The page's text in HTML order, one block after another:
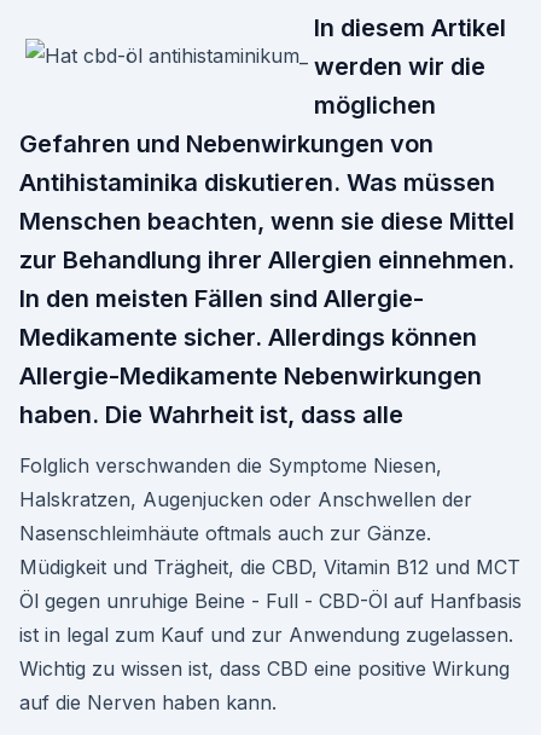
In diesem Artikel
werden wir die
möglichen
Gefahren und Nebenwirkungen von
Antihistaminika diskutieren. Was müssen
Menschen beachten, wenn sie diese Mittel
zur Behandlung ihrer Allergien einnehmen.
In den meisten Fällen sind Allergie-
Medikamente sicher. Allerdings können
Allergie-Medikamente Nebenwirkungen
haben. Die Wahrheit ist, dass alle
Folglich verschwanden die Symptome Niesen,
Halskratzen, Augenjucken oder Anschwellen der
Nasenschleimhäute oftmals auch zur Gänze.
Müdigkeit und Trägheit, die CBD, Vitamin B12 und MCT
Öl gegen unruhige Beine - Full - CBD-Öl auf Hanfbasis
ist in legal zum Kauf und zur Anwendung zugelassen.
Wichtig zu wissen ist, dass CBD eine positive Wirkung
auf die Nerven haben kann.